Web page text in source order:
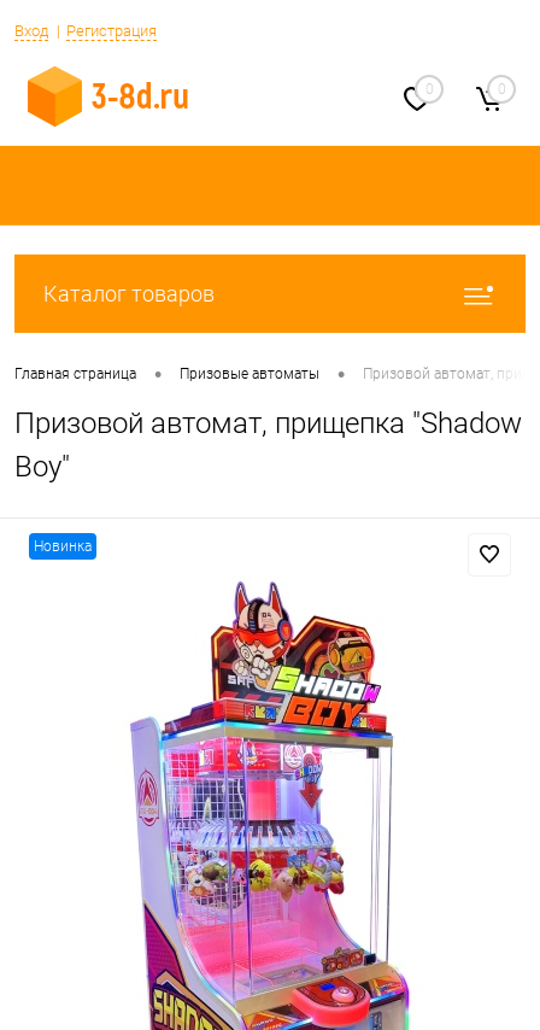
Вход Регистрация
0 0
Каталог товаров
Главная страница • Призовые автоматы • Призовой автомат,
Призовой автомат, прищепка "Shadow
Boy"
Новинка